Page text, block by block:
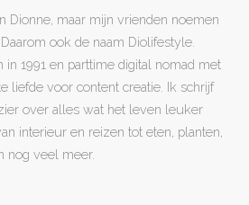
Dionne, maar mijn vrienden noemen
ook de naam Diolifestyle.
in 1991 en parttime digital nomad met
liefde voor content creatie. Ik schrijf
over alles wat het leven leuker
interieur en reizen tot eten, planten,
nog veel meer.